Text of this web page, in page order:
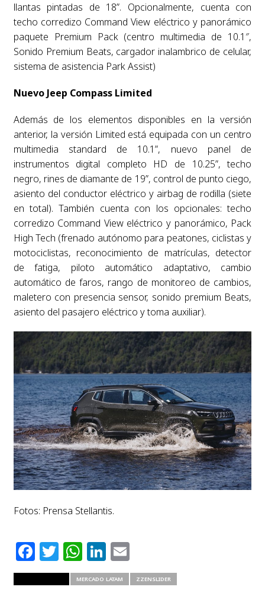
llantas pintadas de 18”. Opcionalmente, cuenta con
techo corredizo Command View eléctrico y panorámico
paquete Premium Pack (centro multimedia de 10.1″,
Sonido Premium Beats, cargador inalambrico de celular,
sistema de asistencia Park Assist)
Nuevo Jeep Compass Limited
Además de los elementos disponibles en la versión
anterior, la versión Limited está equipada con un centro
multimedia standard de 10.1”, nuevo panel de
instrumentos digital completo HD de 10.25”, techo
negro, rines de diamante de 19”, control de punto ciego,
asiento del conductor eléctrico y airbag de rodilla (siete
en total). También cuenta con los opcionales: techo
corredizo Command View eléctrico y panorámico, Pack
High Tech (frenado autónomo para peatones, ciclistas y
motociclistas, reconocimiento de matrículas, detector
de fatiga, piloto automático adaptativo, cambio
automático de faros, rango de monitoreo de cambios,
maletero con presencia sensor, sonido premium Beats,
asiento del pasajero eléctrico y toma auxiliar).
Fotos: Prensa Stellantis.
Facebook
Twitter
WhatsApp
LinkedIn
Email
MERCADO LATAM ZZENSLIDER